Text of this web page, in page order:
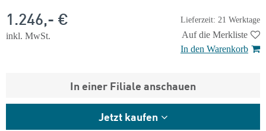
Lieferzeit: 21 Werktage
1.246,- €
inkl. MwSt.
Auf die Merkliste
In den Warenkorb
In einer Filiale anschauen
Jetzt kaufen